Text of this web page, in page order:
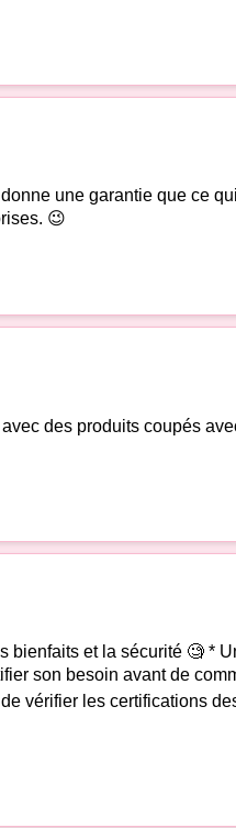
une garantie que ce
😉
des produits coupés
et la sécurité 🧐 *
son besoin avant de
vérifier les certifications